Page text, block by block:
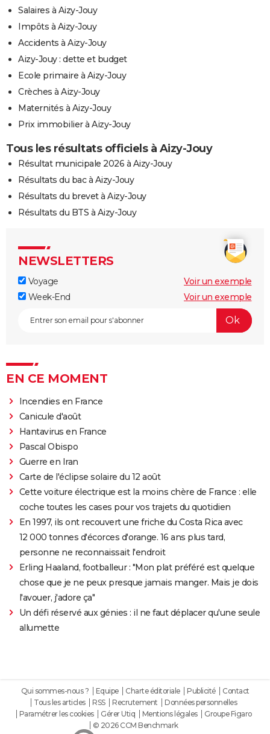
Salaires à Aizy-Jouy
Impôts à Aizy-Jouy
Accidents à Aizy-Jouy
Aizy-Jouy : dette et budget
Ecole primaire à Aizy-Jouy
Crèches à Aizy-Jouy
Maternités à Aizy-Jouy
Prix immobilier à Aizy-Jouy
Tous les résultats officiels à Aizy-Jouy
Résultat municipale 2026 à Aizy-Jouy
Résultats du bac à Aizy-Jouy
Résultats du brevet à Aizy-Jouy
Résultats du BTS à Aizy-Jouy
NEWSLETTERS
Voyage
Voir un exemple
Week-End
Voir un exemple
EN CE MOMENT
Incendies en France
Canicule d'août
Hantavirus en France
Pascal Obispo
Guerre en Iran
Carte de l'éclipse solaire du 12 août
Cette voiture électrique est la moins chère de France : elle
coche toutes les cases pour vos trajets du quotidien
En 1997, ils ont recouvert une friche du Costa Rica avec
12 000 tonnes d'écorces d'orange. 16 ans plus tard,
personne ne reconnaissait l'endroit
Erling Haaland, footballeur : "Mon plat préféré est quelque
chose que je ne peux presque jamais manger. Mais je dois
l'avouer, j'adore ça"
Un défi réservé aux génies : il ne faut déplacer qu'une seule
allumette
Qui sommes-nous ? Equipe Charte éditoriale Publicité
Contact
Tous les articles
RSS Recrutement
Données personnelles
Paramétrer les cookies
Gérer Utiq Mentions légales
Groupe Figaro
© 2026 CCM Benchmark